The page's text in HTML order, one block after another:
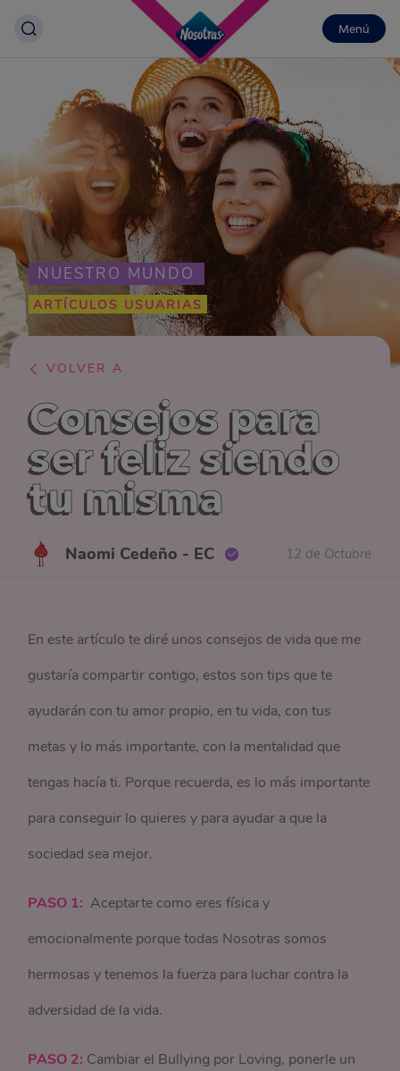
Menú
NUESTRO MUNDO
ARTÍCULOS USUARIAS
VOLVER A
Consejos para
ser feliz siendo
tu misma
Naomi Cedeño - EC 12 de Octubre
En este artículo te diré unos consejos de vida que me
gustaría compartir contigo, estos son tips que te
ayudarán con tu amor propio, en tu vida, con tus
metas y lo más importante, con la mentalidad que
tengas hacía ti. Porque recuerda, es lo más importante
para conseguir lo quieres y para ayudar a que la
sociedad sea mejor.
PASO 1: Aceptarte como eres física y
emocionalmente porque todas Nosotras somos
hermosas y tenemos la fuerza para luchar contra la
adversidad de la vida.
PASO 2: Cambiar el Bullying por Loving, ponerle un